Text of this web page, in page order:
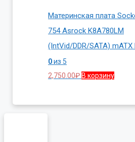
Материнская плата
754 Asrock K8A780LM
(IntVid/DDR/SATA) mATX
0из 5
2,750.00₽ В корзину